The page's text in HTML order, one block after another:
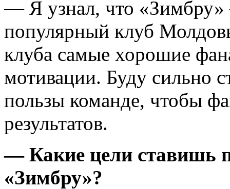
— Я узнал, что
популярный клуб
клуба самые хорошие
мотивации. Буду сильно
пользы команде, чтобы
результатов.
— Какие цели ставишь
«Зимбру»?